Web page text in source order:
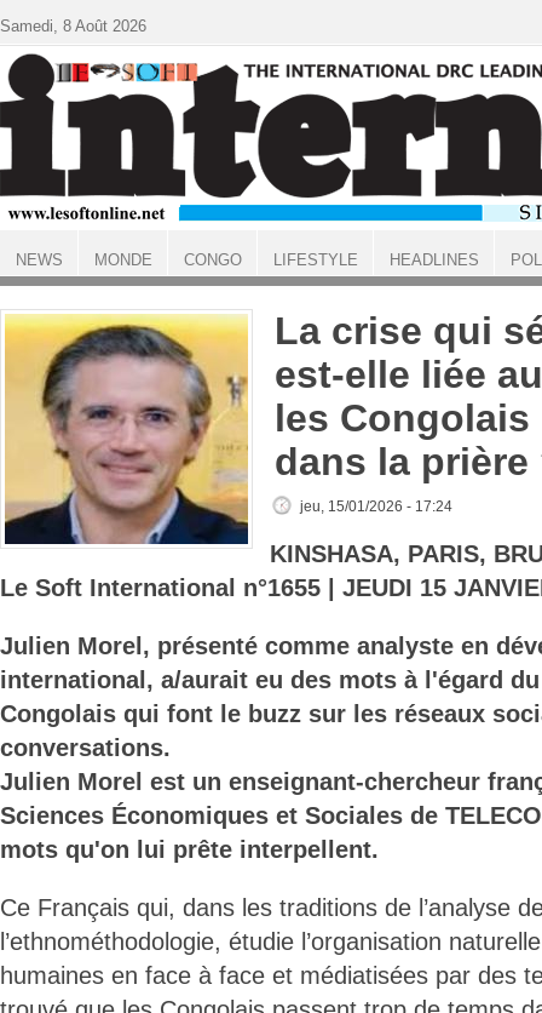
ACCUEIL
La crise qui
est-elle liée
les Congolais
dans la prière
jeu, 15/01/2026 - 17:24
KINSHASA, PARIS,
Le Soft International n°1655 | JEUDI 15
Julien Morel, présenté comme analyste en
international, a/aurait eu des mots à l'égard
Congolais qui font le buzz sur les réseaux
conversations.
Julien Morel est un enseignant-chercheur
Sciences Économiques et Sociales de
mots qu'on lui prête interpellent.
Ce Français qui, dans les traditions de l’analyse
l’ethnométhodologie, étudie l’organisation
humaines en face à face et médiatisées par des
Samedi, 8 Août 2026
NEWS MONDE CONGO LIFESTYLE HEADLINES